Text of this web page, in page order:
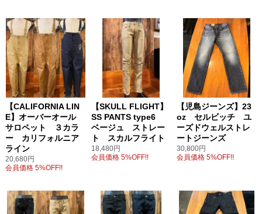
【CALIFORNIA LIN
E】オーバーオール
サロペット ３カラ
ー カリフォルニア
ライン
20,680円
会員価格 5%OFF!!
【SKULL FLIGHT】
SS PANTS type6
ベージュ ストレー
ト スカルフライト
18,480円
会員価格 5%OFF!!
【児島ジーンズ】23
oz セルビッチ ユ
ーズドウェルストレ
ートジーンズ
30,800円
会員価格 5%OFF!!